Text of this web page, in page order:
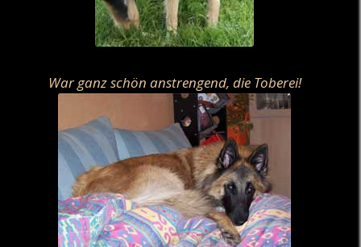
War ganz schön anstrengend, die Toberei!